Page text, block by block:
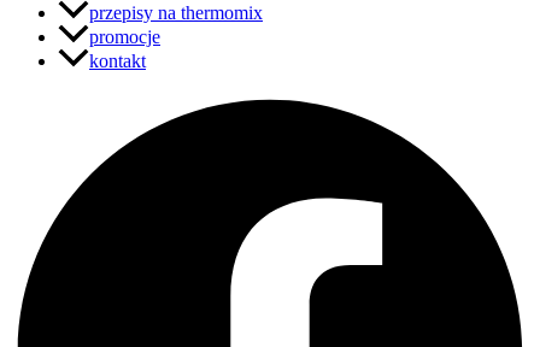
przepisy na thermomix
promocje
kontakt